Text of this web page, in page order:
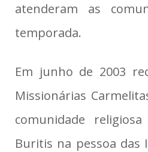
atenderam as
temporada.
Em junho de 2003
Missionárias
comunidade
Buritis na pessoa das